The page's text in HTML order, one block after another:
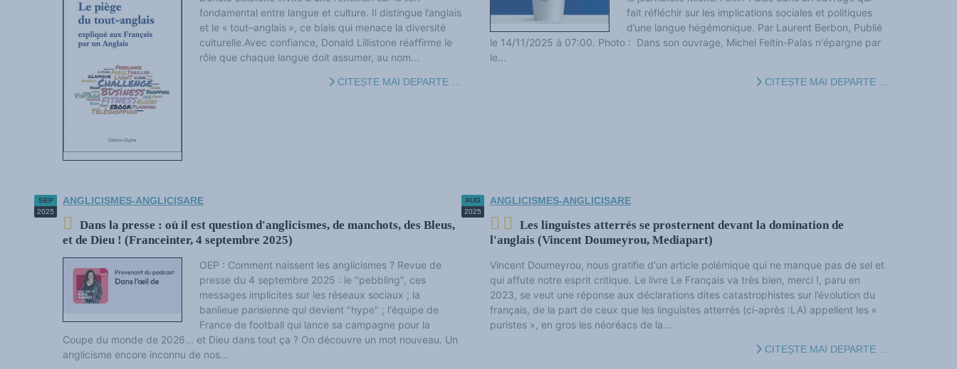
Institutele și centrele de cercetare
Banca de date a relațiilor internaționale
Actorii plurilingvismului
Drepturi și politici lingvistice
Politici și drepturi lingvistice (Bibliografie și colocvii)
Dinamica limbilor
Textele de referință
Economic și social
Educație și cercetare
Acces la Dicționarul anglicismelor (în construcție)
ȘTIRI / EVENIMENTE
Victoriile plurilingvismului
Cronici și stări de spirit
fondamental entre langue et culture. Il distingue l’anglais
et le « tout–anglais », ce biais qui menace la diversité
culturelle.Avec confiance, Donald Lillistone réaffirme le
rôle que chaque langue doit assumer, au nom...
CITEȘTE MAI DEPARTE …
fait réfléchir sur les implications sociales et politiques
d’une langue hégémonique. Par Laurent Berbon, Publié
le 14/11/2025 à 07:00. Photo : Dans son ouvrage, Michel Feltin-Palas n'épargne par
le...
CITEȘTE MAI DEPARTE …
SEP
2025
ANGLICISMES-ANGLICISARE
Dans la presse : où il est question d'anglicismes, de manchots, des Bleus,
et de Dieu ! (Franceinter, 4 septembre 2025)
OEP : Comment naissent les anglicismes ? Revue de
presse du 4 septembre 2025 : le "pebbling", ces
messages implicites sur les réseaux sociaux ; la
banlieue parisienne qui devient "hype" ; l'équipe de
France de football qui lance sa campagne pour la
Coupe du monde de 2026... et Dieu dans tout ça ? On découvre un mot nouveau. Un
anglicisme encore inconnu de nos...
AUG
2025
ANGLICISMES-ANGLICISARE
Les linguistes atterrés se prosternent devant la domination de
l'anglais (Vincent Doumeyrou, Mediapart)
Vincent Doumeyrou, nous gratifie d'un article polémique qui ne manque pas de sel et
qui affute notre esprit critique. Le livre Le Français va très bien, merci !, paru en
2023, se veut une réponse aux déclarations dites catastrophistes sur l’évolution du
français, de la part de ceux que les linguistes atterrés (ci-après :LA) appellent les «
puristes », en gros les néoréacs de la...
CITEȘTE MAI DEPARTE …